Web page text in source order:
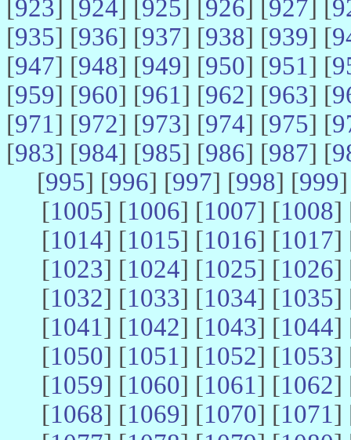
[923] [924] [925] [926] [927] [
[935] [936] [937] [938] [939] [
[947] [948] [949] [950] [951] [
[959] [960] [961] [962] [963] [
[971] [972] [973] [974] [975] [
[983] [984] [985] [986] [987] [
[995] [996] [997] [998] [999
[1005] [1006] [1007] [1008]
[1014] [1015] [1016] [1017]
[1023] [1024] [1025] [1026]
[1032] [1033] [1034] [1035]
[1041] [1042] [1043] [1044]
[1050] [1051] [1052] [1053]
[1059] [1060] [1061] [1062]
[1068] [1069] [1070] [1071]